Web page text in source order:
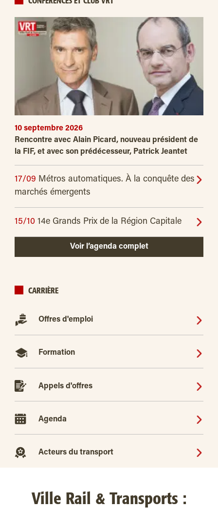
10 septembre 2026
Rencontre avec Alain Picard, nouveau président de
la FIF, et avec son prédécesseur, Patrick Jeantet
17/09 Métros automatiques. À la conquête des
marchés émergents
15/10 14e Grands Prix de la Région Capitale
Voir l’agenda complet
CARRIÈRE
Offres d'emploi
Formation
Appels d'offres
Agenda
Acteurs du transport
Ville Rail & Transports :